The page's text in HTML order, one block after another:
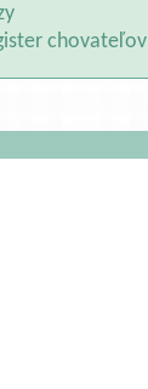
chovateľov